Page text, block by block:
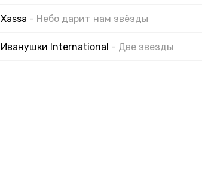
Xassa - Небо дарит нам звёзды
Иванушки International - Две звезды